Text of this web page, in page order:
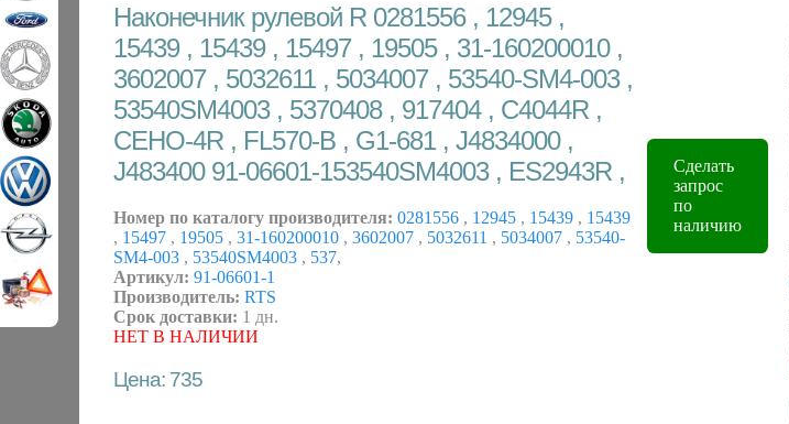
Наконечник рулевой R 0281556 , 12945 ,
15439 , 15439 , 15497 , 19505 , 31-160200010 ,
3602007 , 5032611 , 5034007 , 53540-SM4-003 ,
53540SM4003 , 5370408 , 917404 , C4044R ,
CEHO-4R , FL570-B , G1-681 , J4834000 ,
J483400 91-06601-153540SM4003 , ES2943R ,
Номер по каталогу производителя: 0281556 , 12945 , 15439 , 15439
, 15497 , 19505 , 31-160200010 , 3602007 , 5032611 , 5034007 , 53540-
SM4-003 , 53540SM4003 , 537,
Артикул: 91-06601-1
Производитель: RTS
Срок доставки: 1 дн.
НЕТ В НАЛИЧИИ
Цена: 735
Сделать
запрос
по
наличию